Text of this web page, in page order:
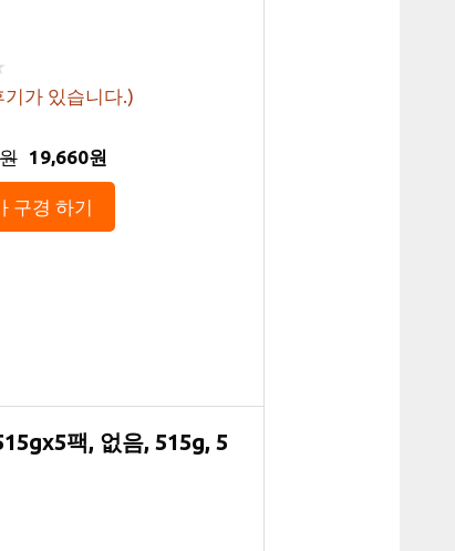
기가 있습니다.)
19,660원
구경 하기
팩, 없음, 515g, 5